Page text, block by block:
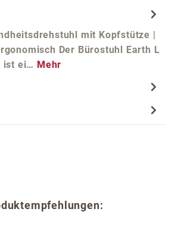
mit Kopfstütze |
Der Bürostuhl Earth L
ist ei… Mehr
überspringen